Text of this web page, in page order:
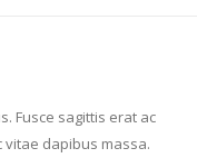
Fusce sagittis erat ac
vitae dapibus massa.